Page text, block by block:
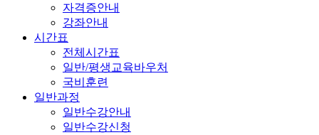
자격증안내
강좌안내
시간표
전체시간표
일반/평생교육바우처
국비훈련
일반과정
일반수강안내
일반수강신청